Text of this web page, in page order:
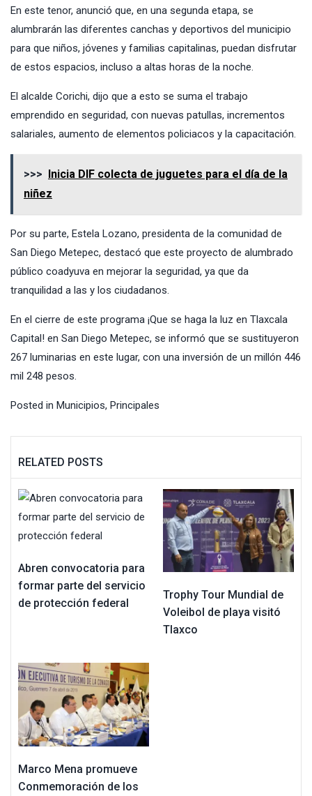
En este tenor, anunció que, en una segunda etapa, se
alumbrarán las diferentes canchas y deportivos del municipio
para que niños, jóvenes y familias capitalinas, puedan disfrutar
de estos espacios, incluso a altas horas de la noche.
El alcalde Corichi, dijo que a esto se suma el trabajo
emprendido en seguridad, con nuevas patullas, incrementos
salariales, aumento de elementos policiacos y la capacitación.
>>> Inicia DIF colecta de juguetes para el día de la
niñez
Por su parte, Estela Lozano, presidenta de la comunidad de
San Diego Metepec, destacó que este proyecto de alumbrado
público coadyuva en mejorar la seguridad, ya que da
tranquilidad a las y los ciudadanos.
En el cierre de este programa ¡Que se haga la luz en Tlaxcala
Capital! en San Diego Metepec, se informó que se sustituyeron
267 luminarias en este lugar, con una inversión de un millón 446
mil 248 pesos.
Posted in Municipios, Principales
RELATED POSTS
Abren convocatoria para
formar parte del servicio
de protección federal
Trophy Tour Mundial de
Voleibol de playa visitó
Tlaxco
Marco Mena promueve
Conmemoración de los